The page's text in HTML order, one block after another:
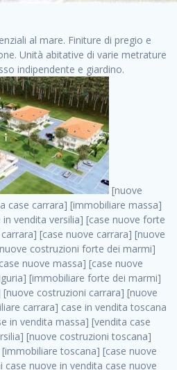
al mare. Finiture di pregio e
Unità abitative di varie metrature
indipendente e giardino.
[nuove costruzioni versilia] [vendita case carrara] [immobiliare massa] [case nuove toscana] [case in vendita versilia] [case nuove forte dei marmi] [case in vendita carrara] [case nuove carrara] [nuove costruzioni pietrasanta] [nuove costruzioni forte dei marmi] [immobiliare versilia] [case nuove massa] [case nuove pietrasanta] [case nuove liguria] [immobiliare forte dei marmi] [nuove costruzioni liguria] [nuove costruzioni carrara] [nuove costruzioni massa] [immobiliare carrara] case in vendita toscana [immobiliare liguria] [case in vendita massa] [vendita case massa] [vendita case versilia] [nuove costruzioni toscana] [immobiliare pietrasanta] [immobiliare toscana] [case nuove versilia] nuove costruzioni case nuove in vendita case nuove case in costruzione case nuova costruzione appartamenti nuova costruzione case in vendita nuove costruzioni terreno edificabile nuove costruzioni milano marina di carrara carrara massa massa carrara toscana versilia case in vendita a milano case in vendita a roma appartamenti nuovi in vendita vendita case milano case in vendita torino case in vendita milano case di nuova costruzione nuove costruzioni roma case in vendita roma , case in vendita roma est . vendita case roma vendita case torino villette nuova costruzione vendita case privati cerco casa milano vendita case impresa edile vendita case genova vendita immobili vendita case nuove cerco casa ville nuova costruzione annunci case in vendita case in vendita nuova costruzione nuove case in vendita case in vendita da privati villette a schiera cerco casa in vendita case in affitto vendita nuove costruzioni costruire case affitto affitto negozio milano cerco casa roma cerco casa nuova costruzione appartamenti in costruzione, case in vendita roma est . case nuove vendita case in vendita nuove case nuove milano nuove costruzioni morena case in vendita costruzioni case case in vendita tor vergata nuova annunci vendita case case in vendita milano centro, case in vendita roma est . vendita case nuova costruzione case in vendita privati agenzia immobiliare appartamenti di nuova costruzione ville in costruzione case in vendita a opera nuova costruzione nuove costruzioni torino, case in vendita roma est . appartamenti nuovi impresa edile roma trova casa costruzioni nuove appartamenti in affitto cantieri in costruzione, case in vendita roma est . immobiliare nuove costruzioni case in vendita dragona appartamenti in vendita siti vendita case case in vendita roma nord nuovi costruzioni ville nuove in vendita nuove costruzioni in vendita trovocasa cerco casa affitto villette in vendita nuove costruzioni immobiliari nuove costruzioni bologna toscano immobiliare palermo nuovi appartamenti vendita case dragona nuova costruzione case in vendita villaggio prenestino, case in vendita roma est . case in vendita dal costruttore imprese edili torino nuove costruzioni firenze immobiliare case nuove in costruzione toscano immobiliare milano, case in vendita roma est . casanuova case in vendita acilia dragona case in vendita di nuova costruzione case in vendita da costruttore nuove costruzioni eur case e cantieri appartamenti in vendita nuova costruzione case in vendita a dragona roma case in vendita nuove case in costruzione porta portese immobiliare appartamenti cerco casa disperatamente case in vendita torresina cascine in vendita vendita immobili roma, case in vendita roma est . milano nuove costruzioni morena case in vendita costruzioni edili nuove costruzioni catania visure catastali on line gratis nuove costruzioni monza case in costruzione milano, case in vendita roma est . nuove costruzioni boccea vendita immobili milano attico immobiliare roma vendita imprese edili bergamo impresa edile bologna case in vendita a classe appartamento nuovo nuove costruzioni pietralata case costruzione case in vendita roma sud nuove costruzioni residenziali a milano appartamenti nuova costruzione milano case in vendita boccea case in vendita morena nuove costruzioni vendita immobili privati, case in vendita roma est . comprare casa nuova costruzione case in vendita con leasing case in vendita ostia antica case nuova costruzione milano appartamenti nuovi milano case nuove roma nuove costruzioni bari edilizia convenzionata case in vendita a tortona villaggio prenestino case in vendita toscano immobiliare professione casa nuove costruzioni parma impresa costruzioni nuove case nuove costruzioni bergamo vendita immobili torino ville di nuova costruzione solo affitti appartamento nuovo in vendita appartamenti nuova costruzione roma case nuova costruzione roma, case in vendita roma est . nuove costruzioni a milano case in costruzione roma impresa di costruzioni grimaldi immobiliare costruzioni villetta nuova costruzione case in vendita da imprese edili cerco casa a acquisto casa in costruzione nuove costruzioni mare costruzioni immobiliari cantieri nuove costruzioni acquisto casa nuova costruzione nuove costruzioni padova comprare casa in costruzione impresa edile napoli nuove costruzioni pescara casa risorse immobiliari, case in vendita roma est . immobili in costruzione villette nuove villette nuove in vendita gabetti imprese edili verona nuove costruzioni milano sud nuovi immobili nuove costruzioni legnano, case in vendita roma est . cantieri nuove costruzioni milano villa nuova case vendita nuove costruzioni appartamenti in vendita nuovi immobili nuovi costruttori case imprese edili brescia nuovi appartamenti milano case in vendita selva nera casa nuova retecasa case nuova costruzione in vendita monolocale imprese edili firenze imprese edili padova frimm vendita case dragona nuove costruzioni vendita imprese edili parma imprese di costruzioni milano immobiliare toscano frimm immobiliare roma case case dal costruttore acquisto terreno agricolo imprese edili italiane roma vende casa case nuove a milano nuove costruzioni a roma imprese costruzioni roma cerco casa nuova immobili di nuova costruzione case in vendita castelverde roma impresa edile palermo rent to buy roma nuove costruzioni, case in vendita roma est . tempocasa case in vendita a riscatto nuove costruzioni varese nuove costruzioni bolzano vendita case in costruzione nuove costruzioni lecce cantiere milano costruire villa imprese edili treviso impresa edile catania case in vendita roma tiburtina vendita appartamenti nuova costruzione vendita immobili commerciali case nuove in vendita milano nuove costruzioni seregno cerca casa vendita cerco casa milano vendita nuove costruzioni milano ovest vendita case nuove milano imprese edili modena nuove costruzioni milano centro case in vendita aranova nuove abitazioni, case in vendita roma est ., case in vendita roma est . nuove costruzioni brescia nuove costruzioni como appartamenti nuovi in vendita a milano case in vendita bologna nuove costruzioni appartamenti in vendita milano nuova costruzione imprese edili como morena nuove costruzioni nuove costruzioni case vendita appartamenti nuovi nuove costruzioni salerno eurekasa villette in costruzione bilocali nuovi case nuove in vendita a roma case in vendita con permuta nuove costruzioni trento impresa edile varese imprese costruzioni milano imprese edili venezia case in vendita prenestina imprese edili spa nuove costruzioni gallarate roma nuove costruzioni case in nuova costruzione nuovi case nuove in vendita a milano nuove costruzioni loano nuovi cantieri milano imprese edili novara case in vendita roma est imprese di costruzioni roma appartamenti in costruzione milano nuovi cantieri cerco casa vendita milano nuove costruzioni brugherio vendita case da imprese edili imprese edili udine nuove costruzioni direttamente dal costruttore imprese edili vicenza case in vendita a loano nuova costruzione nuove villette prezzi case nuove case in vendita in costruzione compravendita terreno agricolo cantiere, case in vendita roma est . case in vendita milano navigli costruzione nuova casa costruzioni nuove milano nuove costruzioni roma rent to buy nuove costruzioni taranto palazzo in costruzione vendita appartamenti nuova costruzione milano centro costruzioni milano case in vendita milano nuove costruzioni case in vendita milano sud impresa edile como case nuove a roma boccea case in vendita imprese edili trento nuove costruzioni buccinasco case in costruzione a milano nuove costruzioni ripamonti case in vendita a salerno nuove costruzioni nuove residenze milano case nuove vendita milano nuove costruzioni milano nord nuove costruzioni livorno vendita nuove costruzioni roma nuove costruzioni liguria costruzioni roma cerco casa roma vendita nuove costruzioni classe a impresa edile rimini nuovi annunci case in vendita nuove costruzioni magenta todini costruzioni case grezze in vendita vendita appartamenti nuovi milano case in vendita gallaratese milano nuove costruzioni arezzo, case in vendita roma est . case in vendita castelverde case nuove dal costruttore nuovo appartamento nuove costruzioni desenzano imprese edili lombardia imprese edili veneto appartamenti in costruzione roma case vendita pescara nuove costruzioni case in vendita ad acilia imprese edili verona e provincia nuove costruzioni desio appartamenti classe a milano firenze nuove costruzioni pirelli re immobiliare grandi imprese di costruzioni case in vendita torresina roma case in vendita navigli milano nuove costruzioni roma centro nuovecostruzioni appartamenti nuovi a milano impresa edile ancona nuove residenze dragona case in vendita nuove costruzioni brindisi vendita nuove costruzioni milano case in vendita arredate nuove case milano case nuove milano centro sito i